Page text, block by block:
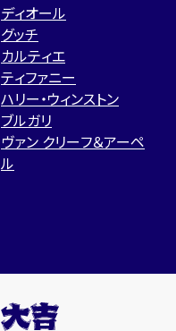
ディオール
グッチ
カルティエ
ティファニー
ハリー・ウィンストン
ブルガリ
ヴァン クリーフ＆アーペ
ル